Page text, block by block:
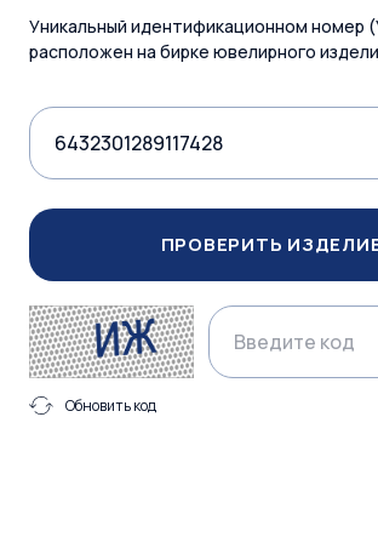
Уникальный идентификационном номер
расположен на бирке ювелирного
ПРОВЕРИТЬ
Обновить код